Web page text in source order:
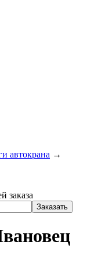
автокрана →
заказа